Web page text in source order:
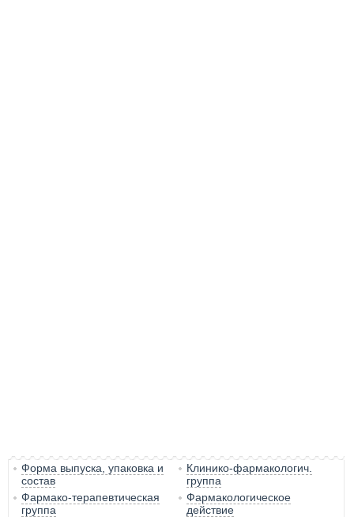
Форма выпуска, упаковка и
состав
Клинико-фармакологич.
группа
Фармако-терапевтическая
группа
Фармакологическое
действие